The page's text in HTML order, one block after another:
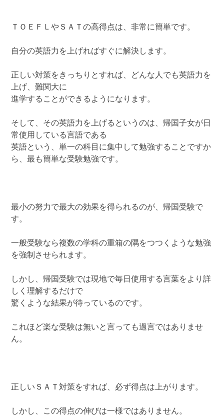
ＴＯＥＦＬやＳＡＴの高得点は、非常に簡単です。
自分の英語力を上げればすぐに解決します。
正しい対策をきっちりとすれば、どんな人でも英語力を
上げ、難関大に
進学することができるようになります。
そして、その英語力を上げるというのは、帰国子女が日
常使用している言語である
英語という、単一の科目に集中して勉強することですか
ら、最も簡単な受験勉強です。
最小の努力で最大の効果を得られるのが、帰国受験で
す。
一般受験なら複数の学科の重箱の隅をつつくような勉強
を強制させられます。
しかし、帰国受験では現地で毎日使用する言葉をより詳
しく理解するだけで
驚くような結果が待っているのです。
これほど楽な受験は無いと言っても過言ではありませ
ん。
正しいＳＡＴ対策をすれば、必ず得点は上がります。
しかし、この得点の伸びは一様ではありません。